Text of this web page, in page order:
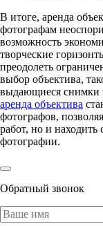
В итоге, аренда
фотографам
возможность
творческие
преодолеть
выбор объектива,
выдающиеся снимки
аренда объектива
фотографов,
работ, но и находить
фотографии.
Обратный звонок